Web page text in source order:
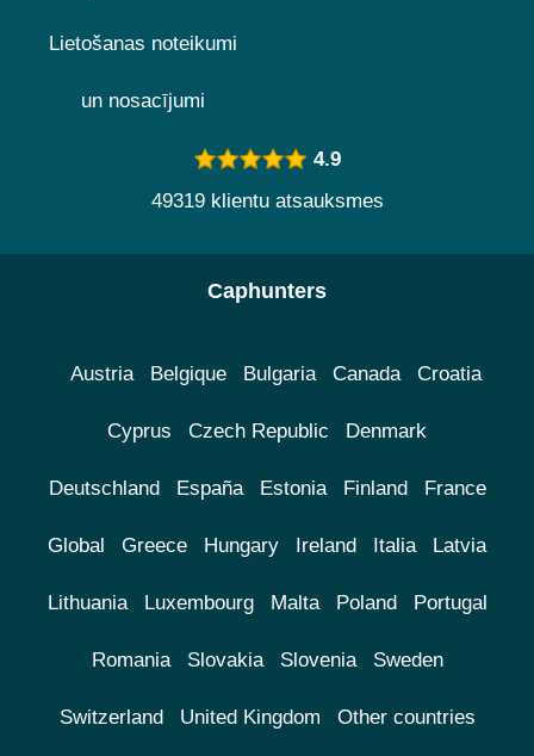
Lietošanas noteikumi
un nosacījumi
4.9
49319 klientu atsauksmes
Caphunters
Austria Belgique Bulgaria Canada Croatia
Cyprus Czech Republic Denmark
Deutschland España Estonia Finland France
Global Greece Hungary Ireland Italia Latvia
Lithuania Luxembourg Malta Poland Portugal
Romania Slovakia Slovenia Sweden
Switzerland United Kingdom Other countries